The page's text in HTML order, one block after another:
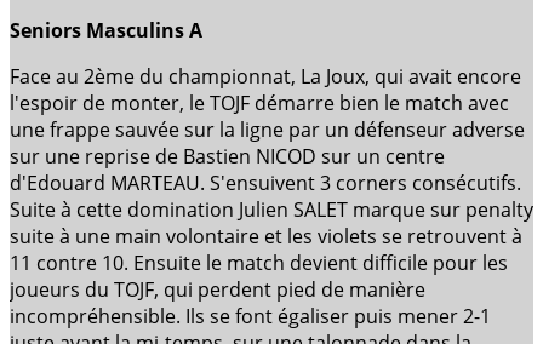
Seniors Masculins A
Face au 2ème du championnat, La Joux, qui avait encore
l'espoir de monter, le TOJF démarre bien le match avec
une frappe sauvée sur la ligne par un défenseur adverse
sur une reprise de Bastien NICOD sur un centre
d'Edouard MARTEAU. S'ensuivent 3 corners consécutifs.
Suite à cette domination Julien SALET marque sur penalty
suite à une main volontaire et les violets se retrouvent à
11 contre 10. Ensuite le match devient difficile pour les
joueurs du TOJF, qui perdent pied de manière
incompréhensible. Ils se font égaliser puis mener 2-1